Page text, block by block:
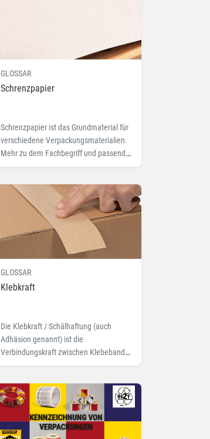
GLOSSAR
Schrenzpapier
Schrenzpapier ist das Grundmaterial für
verschiedene Verpackungsmaterialien.
Mehr zu dem Fachbegriff und passende
Produkte finden Sie hier.
GLOSSAR
Klebkraft
Die Klebkraft / Schälhaftung (auch
Adhäsion genannt) ist die
Verbindungskraft zwischen Klebeband
und Untergrund. Lesen Sie hier mehr zu